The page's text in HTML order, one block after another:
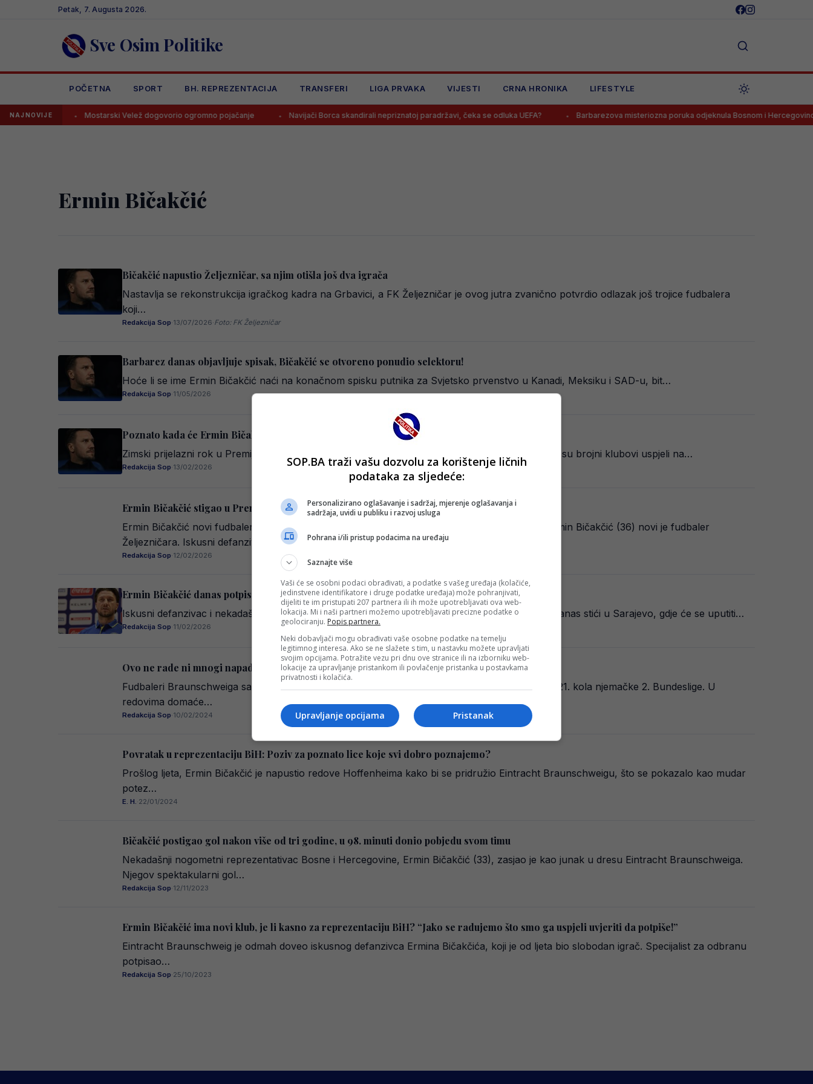
Petak, 7. Augusta 2026.
Sve Osim Politike
POČETNA SPORT BH. REPREZENTACIJA TRANSFERI LIGA PRVAKA VIJESTI CRNA HRONIKA LIFESTYLE
NAJNOVIJE
ponudu Mostarski Velež dogovorio ogromno pojačanje Navijači Borca skandirali nepriznatoj paradržavi, čeka se odluka UEFA? Barbarezova misteriozna poruka odjeknula Bosnom i Hercegovinom
Ermin Bičakčić
Bičakčić napustio Željezničar, sa njim otišla još dva igrača
Nastavlja se rekonstrukcija igračkog kadra na Grbavici, a FK Željezničar je ovog jutra zvanično potvrdio odlazak još trojice fudbalera
koji…
Redakcija Sop·13/07/2026·Foto: FK Željezničar
Barbarez danas objavljuje spisak, Bičakčić se otvoreno ponudio selektoru!
Hoće li se ime Ermin Bičakčić naći na konačnom spisku putnika za Svjetsko prvenstvo u Kanadi, Meksiku i SAD-u, bit…
Redakcija Sop·11/05/2026
Poznato kada će Ermin Bičakčić debitirati za Željezničar
Zimski prijelazni rok u Premijer ligi Bosne i Hercegovine donio je niz administrativnih izazova, ali su brojni klubovi uspjeli na…
Redakcija Sop·13/02/2026
Ermin Bičakčić stigao u Premijer ligu BiH, predstavljen kao niko nikad!
Ermin Bičakčić novi fudbaler Željezničara. Proslavljeni reprezentativac Bosne i Hercegovine Ermin Bičakčić (36) novi je fudbaler
Željezničara. Iskusni defanzivac potpisao…
Redakcija Sop·12/02/2026
Ermin Bičakčić danas potpisuje za bh. premijerligaša!
Iskusni defanzivac i nekadašnji reprezentativac Bosne i Hercegovine Ermin Bičakčić trebao bi danas stići u Sarajevo, gdje će se uputiti…
Redakcija Sop·11/02/2026
Ovo ne rade ni mnogi napadači: Bičakčić postigao drugi gol u posljednje tri utakmice (VIDEO)
Fudbaleri Braunschweiga savladali su Karlsruher na domaćem terenu rezultatom 2-0 u okviru 21. kola njemačke 2. Bundeslige. U
redovima domaće…
Redakcija Sop·10/02/2024
Povratak u reprezentaciju BiH: Poziv za poznato lice koje svi dobro poznajemo?
Prošlog ljeta, Ermin Bičakčić je napustio redove Hoffenheima kako bi se pridružio Eintracht Braunschweigu, što se pokazalo kao mudar
potez…
E. H.·22/01/2024
Bičakčić postigao gol nakon više od tri godine, u 98. minuti donio pobjedu svom timu
Nekadašnji nogometni reprezentativac Bosne i Hercegovine, Ermin Bičakčić (33), zasjao je kao junak u dresu Eintracht Braunschweiga.
Njegov spektakularni gol…
Redakcija Sop·12/11/2023
Ermin Bičakčić ima novi klub, je li kasno za reprezentaciju BiH? “Jako se radujemo što smo ga uspjeli uvjeriti da potpiše!”
Eintracht Braunschweig je odmah doveo iskusnog defanzivca Ermina Bičakčića, koji je od ljeta bio slobodan igrač. Specijalist za odbranu
potpisao…
Redakcija Sop·25/10/2023
SOP.BA traži vašu dozvolu za korištenje ličnih
podataka za sljedeće:
Personalizirano oglašavanje i sadržaj, mjerenje oglašavanja i
sadržaja, uvidi u publiku i razvoj usluga
Pohrana i/ili pristup podacima na uređaju
Saznajte više
Vaši će se osobni podaci obrađivati, a podatke s vašeg uređaja (kolačiće,
jedinstvene identifikatore i druge podatke uređaja) može pohranjivati,
dijeliti te im pristupati 207 partnera ili ih može upotrebljavati ova web-
lokacija. Mi i naši partneri možemo upotrebljavati precizne podatke o
geolociranju. Popis partnera.
Neki dobavljači mogu obrađivati vaše osobne podatke na temelju
legitimnog interesa. Ako se ne slažete s tim, u nastavku možete upravljati
svojim opcijama. Potražite vezu pri dnu ove stranice ili na izborniku web-
lokacije za upravljanje pristankom ili povlačenje pristanka u postavkama
privatnosti i kolačića.
Pristanak
Upravljanje opcijama